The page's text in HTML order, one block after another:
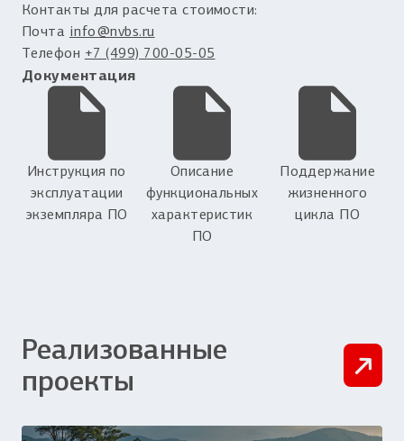
Контакты для расчета стоимости:
Почта info@nvbs.ru
Телефон +7 (499) 700-05-05
Документация
Инструкция по
эксплуатации
экземпляра ПО
Описание
функциональных
характеристик
ПО
Поддержание
жизненного
цикла ПО
Реализованные
проекты